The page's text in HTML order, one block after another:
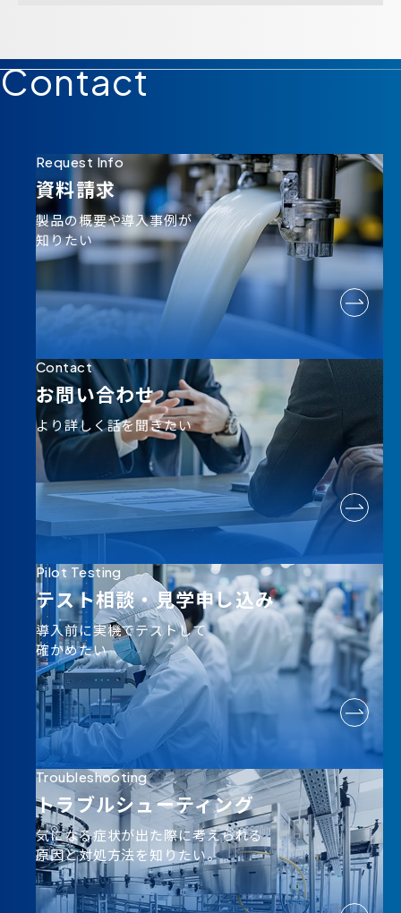
Contact
Request Info
資料請求
製品の概要や導入事例が
知りたい
Contact
お問い合わせ
より詳しく話を聞きたい
Pilot Testing
テスト相談・見学申し込み
導入前に実機でテストして
確かめたい
Troubleshooting
トラブルシューティング
気になる症状が出た際に考えられる
原因と対処方法を知りたい。